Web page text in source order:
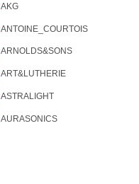
AKG
ANTOINE_COURTOIS
ARNOLDS&SONS
ART&LUTHERIE
ASTRALIGHT
AURASONICS